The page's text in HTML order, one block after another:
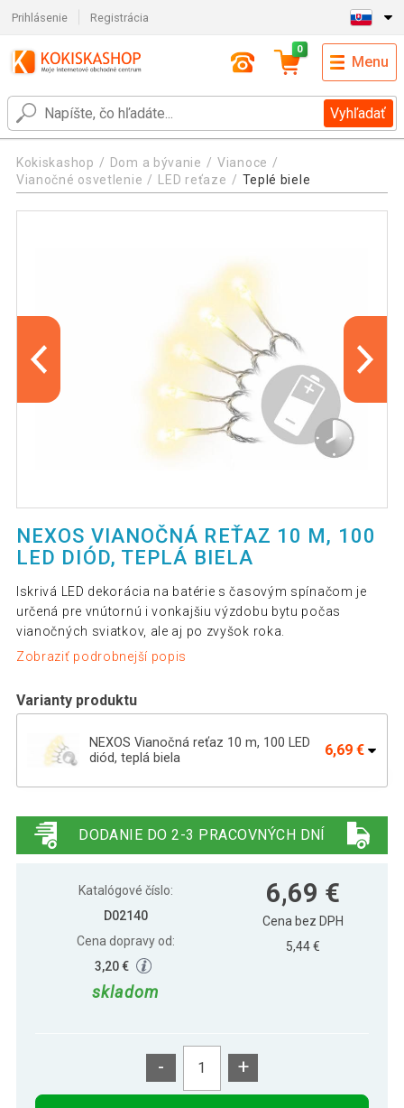
Prihlásenie Registrácia
Vyhľadať
0
Menu
Kokiskashop Dom a bývanie
Vianoce
Vianočné osvetlenie
LED reťaze Teplé biele
NEXOS VIANOČNÁ REŤAZ 10 M, 100
LED DIÓD, TEPLÁ BIELA
Iskrivá LED dekorácia na batérie s časovým spínačom je
určená pre vnútornú i vonkajšiu výzdobu bytu počas
vianočných sviatkov, ale aj po zvyšok roka.
Zobraziť podrobnejší popis
Varianty produktu
NEXOS Vianočná reťaz 10 m, 100 LED
diód, teplá biela
6,69 €
teplá biela
DODANIE DO 2-3 PRACOVNÝCH DNÍ
Katalógové číslo:
D02140
Cena dopravy od:
3,20 €
skladom
6,69 €
Cena bez DPH
5,44 €
- +